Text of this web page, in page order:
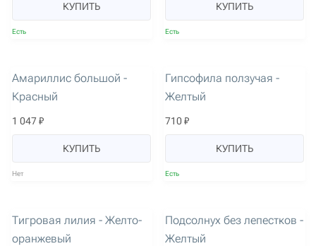
КУПИТЬ
Есть
КУПИТЬ
Есть
Амариллис большой -
Красный
1 047 ₽
КУПИТЬ
Нет
Гипсофила ползучая -
Желтый
710 ₽
КУПИТЬ
Есть
Тигровая лилия - Желто-
оранжевый
Подсолнух без лепестков -
Желтый